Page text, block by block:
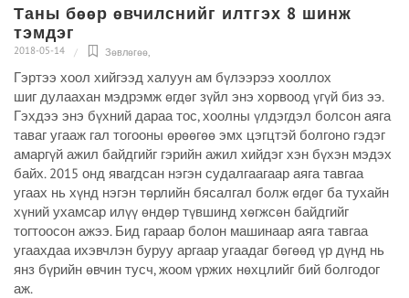
Таны бөөр өвчилснийг илтгэх 8 шинж
тэмдэг
2018-05-14 Зөвлөгөө,
Гэртээ хоол хийгээд халуун ам бүлээрээ хооллох
шиг дулаахан мэдрэмж өгдөг зүйл энэ хорвоод үгүй биз ээ.
Гэхдээ энэ бүхний дараа тос, хоолны үлдэгдэл болсон аяга
таваг угааж гал тогооны өрөөгөө эмх цэгцтэй болгоно гэдэг
амаргүй ажил байдгийг гэрийн ажил хийдэг хэн бүхэн мэдэх
байх. 2015 онд явагдсан нэгэн судалгаагаар аяга тавгаа
угаах нь хүнд нэгэн төрлийн бясалгал болж өгдөг ба тухайн
хүний ухамсар илүү өндөр түвшинд хөгжсөн байдгийг
тогтоосон ажээ. Бид гараар болон машинаар аяга тавгаа
угаахдаа ихэвчлэн буруу аргаар угаадаг бөгөөд үр дүнд нь
янз бүрийн өвчин тусч, жоом үржих нөхцлийг бий болгодог
аж.